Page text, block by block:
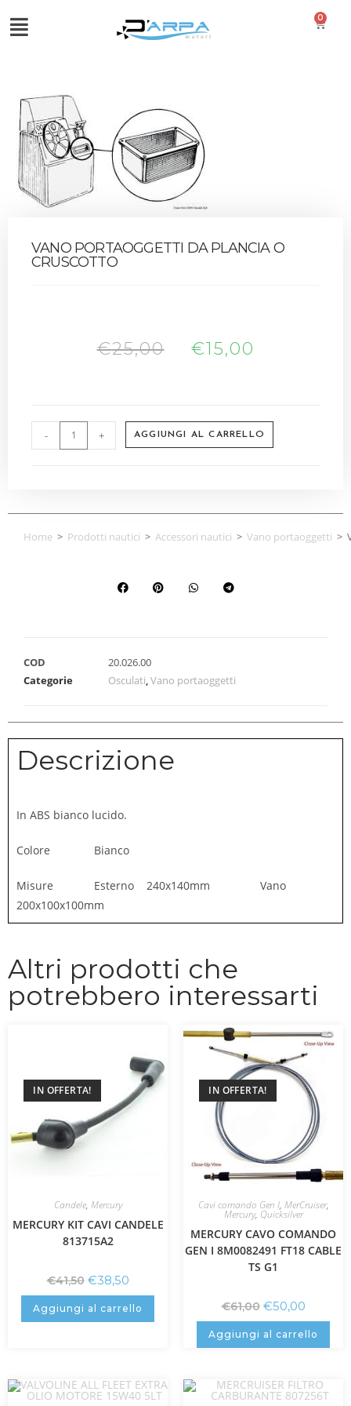
0
VANO PORTAOGGETTI DA PLANCIA O
CRUSCOTTO
€25,00 €15,00
- + AGGIUNGI AL CARRELLO
Home > Prodotti nautici > Accessori nautici > Vano portaoggetti >
COD
20.026.00
Categorie
Osculati,Vano portaoggetti
Descrizione
In ABS bianco lucido.
Colore Bianco
Misure Esterno 240x140mm Vano
200x100x100mm
Altri prodotti che
potrebbero interessarti
IN OFFERTA!
Candele, Mercury
MERCURY KIT CAVI CANDELE
813715A2
€41,50 €38,50
Aggiungi al carrello
IN OFFERTA!
Cavi comando Gen I, MerCruiser,
Mercury, Quicksilver
MERCURY CAVO COMANDO
GEN I 8M0082491 FT18 CABLE
TS G1
€61,00 €50,00
Aggiungi al carrello